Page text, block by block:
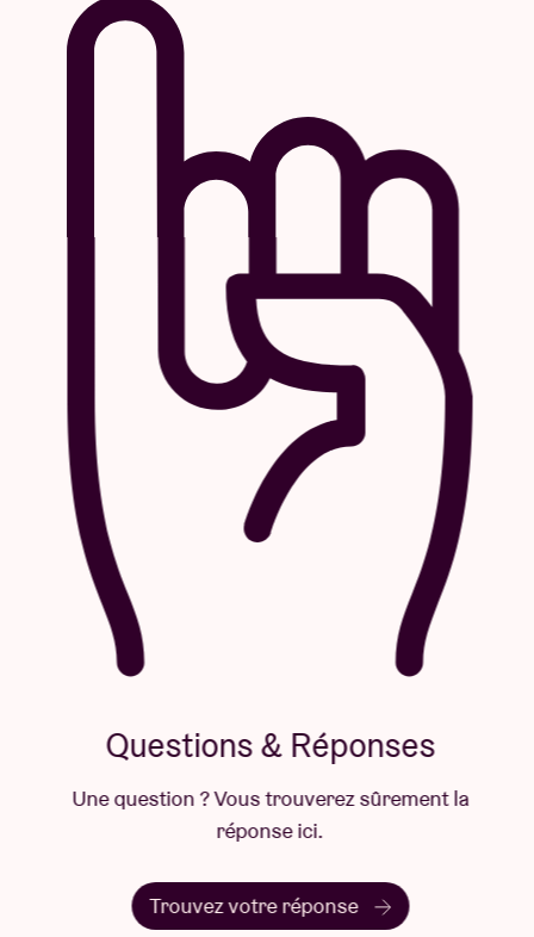
Questions & Réponses
Une question ? Vous trouverez sûrement la
réponse ici.
Trouvez votre réponse